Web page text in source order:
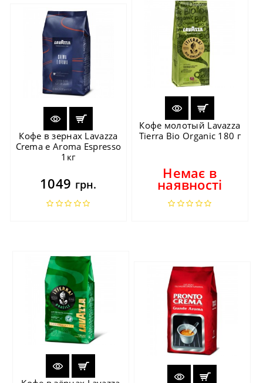
Кофе в зернах Lavazza
Crema e Aroma Espresso
1кг
1049 грн.
Кофе молотый Lavazza
Tierra Bio Organic 180 г
Немає в
наявності